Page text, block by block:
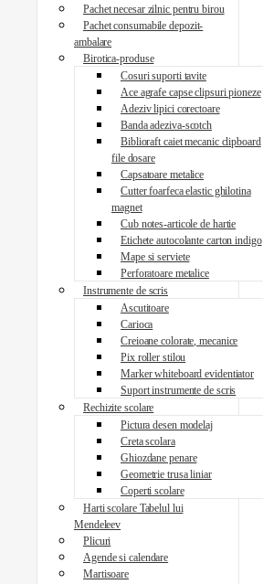
Pachet necesar zilnic pentru birou
Pachet consumabile depozit-
ambalare
Birotica-produse
Cosuri suporti tavite
Ace agrafe capse clipsuri pioneze
Adeziv lipici corectoare
Banda adeziva-scotch
Biblioraft caiet mecanic clipboard
file dosare
Capsatoare metalice
Cutter foarfeca elastic ghilotina
magnet
Cub notes-articole de hartie
Etichete autocolante carton indigo
Mape si serviete
Perforatoare metalice
Instrumente de scris
Ascutitoare
Carioca
Creioane colorate, mecanice
Pix roller stilou
Marker whiteboard evidentiator
Suport instrumente de scris
Rechizite scolare
Pictura desen modelaj
Creta scolara
Ghiozdane penare
Geometrie trusa liniar
Coperti scolare
Harti scolare Tabelul lui
Mendeleev
Plicuri
Agende si calendare
Martisoare